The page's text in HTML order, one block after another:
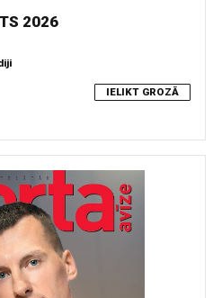
2026
IELIKT GROZĀ